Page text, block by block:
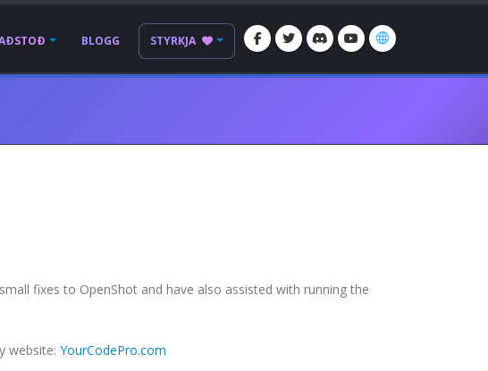
BLOGG STYRKJA
fixes to OpenShot and have also assisted with running the
website: YourCodePro.com